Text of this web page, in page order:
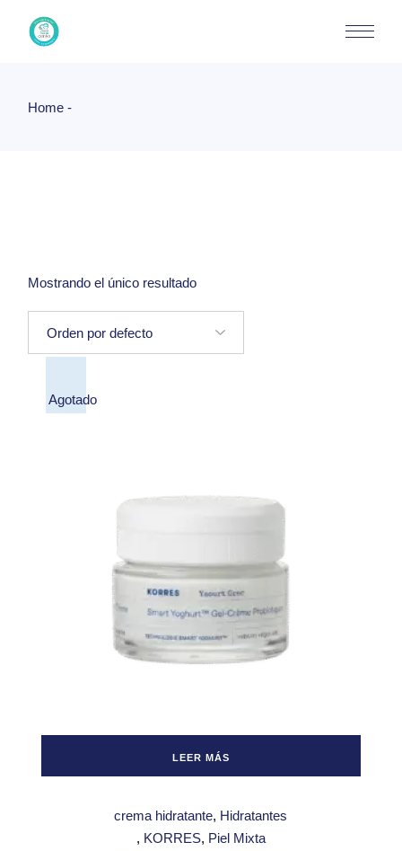
content
Home
Mostrando el único resultado
Agotado
LEER MÁS
crema hidratante Hidratantes
KORRES Piel Mixta